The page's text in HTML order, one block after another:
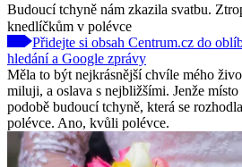
Budoucí tchyně nám zkazila svatbu.
knedlíčkům v polévce
Přidejte si obsah Centrum.cz do
hledání a Google zprávy
Měla to být nejkrásnější chvíle mého
miluji, a oslava s nejbližšími. Jenže
podobě budoucí tchyně, která se
polévce. Ano, kvůli polévce.